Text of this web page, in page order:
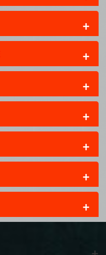
+
+
+
+
+
+
+